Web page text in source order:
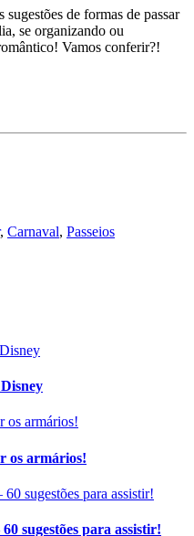
de formas de passar
se organizando ou
Vamos conferir?!
, Carnaval, Passeios
os armários!
sugestões para assistir!